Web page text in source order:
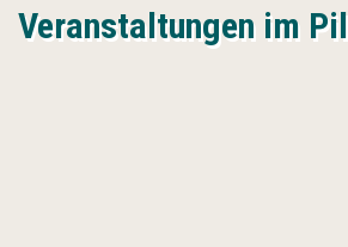
Veranstaltungen im